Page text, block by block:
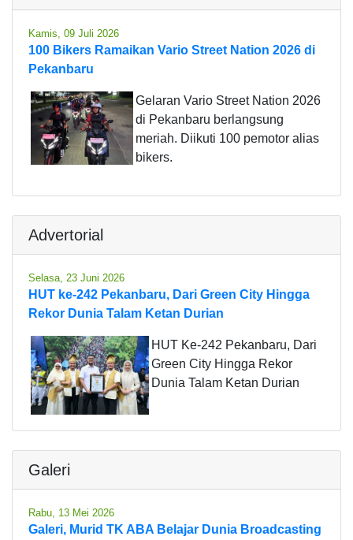
Kamis, 09 Juli 2026
100 Bikers Ramaikan Vario Street Nation 2026 di
Pekanbaru
Gelaran Vario Street Nation 2026
di Pekanbaru berlangsung
meriah. Diikuti 100 pemotor alias
bikers.
Advertorial
Selasa, 23 Juni 2026
HUT ke-242 Pekanbaru, Dari Green City Hingga
Rekor Dunia Talam Ketan Durian
HUT Ke-242 Pekanbaru, Dari
Green City Hingga Rekor
Dunia Talam Ketan Durian
Galeri
Rabu, 13 Mei 2026
Galeri, Murid TK ABA Belajar Dunia Broadcasting